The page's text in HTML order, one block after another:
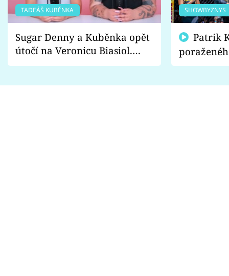
TADEÁŠ KUBĚNKA
Sugar Denny a Kuběnka opět
útočí na Veronicu Biasiol.
Proč je podle nich falešná a
SHOWBYZNYS
fanoušci